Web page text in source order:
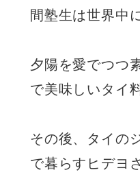
間塾生は世界中
夕陽を愛でつつ
で美味しいタイ
その後、タイの
で暮らすヒデヨ